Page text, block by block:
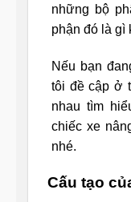
những bộ
phận đó là gì
Nếu bạn
tôi đề cập ở
nhau tìm
chiếc xe
nhé.
Cấu tạo